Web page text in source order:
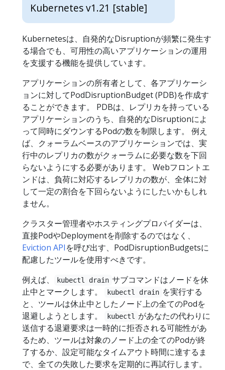
Kubernetes v1.21 [stable]
Kubernetesは、自発的なDisruptionが頻繁に発生す
る場合でも、可用性の高いアプリケーションの運用
を支援する機能を提供しています。
アプリケーションの所有者として、各アプリケーシ
ョンに対してPodDisruptionBudget (PDB)を作成す
ることができます。 PDBは、レプリカを持っている
アプリケーションのうち、自発的なDisruptionによ
って同時にダウンするPodの数を制限します。 例え
ば、クォーラムベースのアプリケーションでは、実
行中のレプリカの数がクォーラムに必要な数を下回
らないようにする必要があります。 Webフロントエ
ンドは、負荷に対応するレプリカの数が、全体に対
して一定の割合を下回らないようにしたいかもしれ
ません。
クラスター管理者やホスティングプロバイダーは、
直接PodやDeploymentを削除するのではなく、
Eviction APIを呼び出す、PodDisruptionBudgetsに
配慮したツールを使用すべきです。
例えば、
kubectl drain サブコマンドはノードを休
止中とマークします。
kubectl drain を実行する
と、ツールは休止中としたノード上の全てのPodを
退避しようとします。
kubectl
があなたの代わりに
送信する退避要求は一時的に拒否される可能性があ
るため、ツールは対象のノード上の全てのPodが終
了するか、設定可能なタイムアウト時間に達するま
で、全ての失敗した要求を定期的に再試行します。